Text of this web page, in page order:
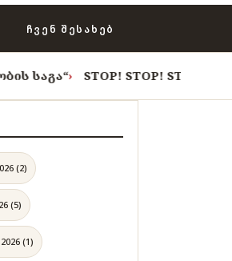
ᲩᲕᲔᲜ ᲨᲔᲡᲐᲮᲔᲑ
STOP! STOP!› როცა
(2)
(5)
(1)